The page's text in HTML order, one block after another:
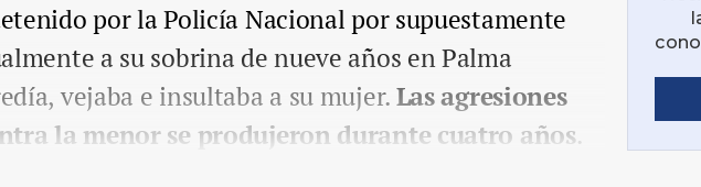
por la Policía Nacional por supuestamente
a su sobrina de nueve años en Palma
vejaba e insultaba a su mujer.Las agresiones
la menor se produjeron durante cuatro años.